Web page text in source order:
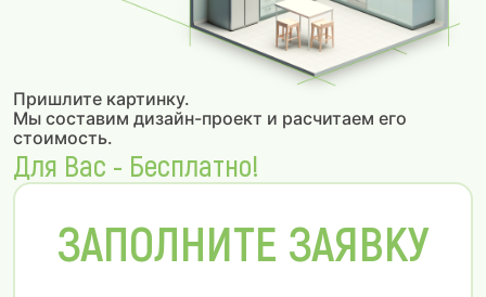
Пришлите картинку.
Мы составим дизайн-проект и расчитаем его
стоимость.
Для Вас - Бесплатно!
ЗАПОЛНИТЕ ЗАЯВКУ